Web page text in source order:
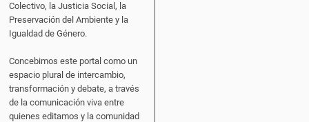
Colectivo, la Justicia Social, la
Preservación del Ambiente y la
Igualdad de Género.
Concebimos este portal como un
espacio plural de intercambio,
transformación y debate, a través
de la comunicación viva entre
quienes editamos y la comunidad